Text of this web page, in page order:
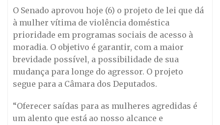
O Senado aprovou hoje (6) o projeto de lei que dá
à mulher vítima de violência doméstica
prioridade em programas sociais de acesso à
moradia. O objetivo é garantir, com a maior
brevidade possível, a possibilidade de sua
mudança para longe do agressor. O projeto
segue para a Câmara dos Deputados.
“Oferecer saídas para as mulheres agredidas é
um alento que está ao nosso alcance e